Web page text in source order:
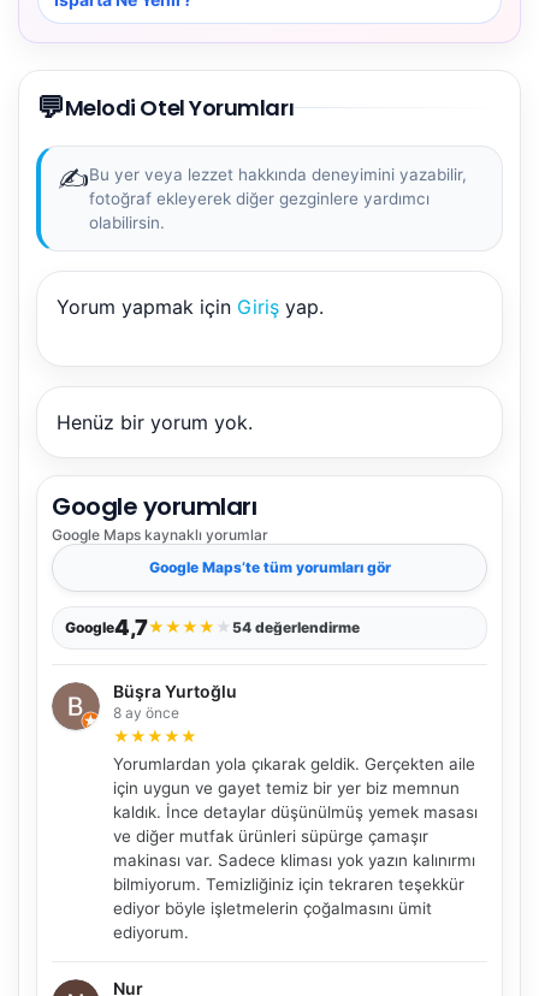
💬Melodi Otel Yorumları
✍️Bu yer veya lezzet hakkında deneyimini yazabilir,
fotoğraf ekleyerek diğer gezginlere yardımcı
olabilirsin.
Yorum yapmak için Giriş yap.
Henüz bir yorum yok.
Google yorumları
Google Maps kaynaklı yorumlar
Google Maps’te tüm yorumları gör
Google4,7★★★★ ★ 54 değerlendirme
Büşra Yurtoğlu
8 ay önce
★★★★★
Yorumlardan yola çıkarak geldik. Gerçekten aile
için uygun ve gayet temiz bir yer biz memnun
kaldık. İnce detaylar düşünülmüş yemek masası
ve diğer mutfak ürünleri süpürge çamaşır
makinası var. Sadece kliması yok yazın kalınırmı
bilmiyorum. Temizliğiniz için tekraren teşekkür
ediyor böyle işletmelerin çoğalmasını ümit
ediyorum.
Nur